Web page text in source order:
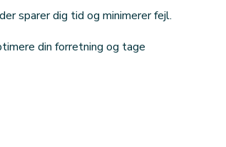
sparer dig tid og minimerer fejl.
din forretning og tage